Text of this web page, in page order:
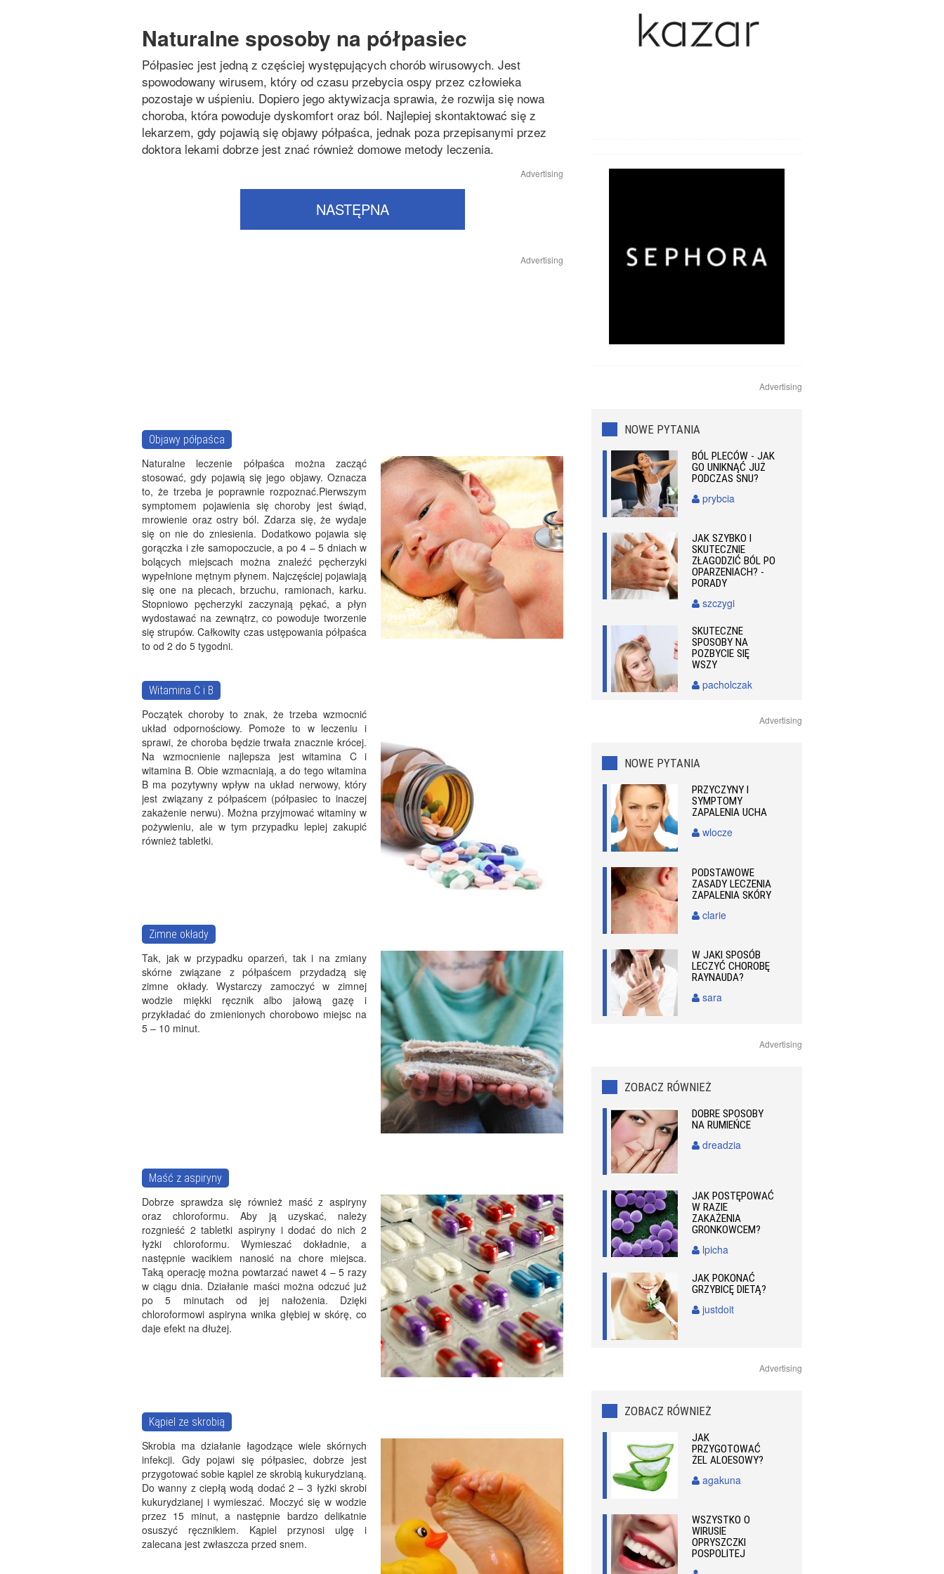
Naturalne sposoby na półpasiec
Półpasiec jest jedną z częściej występujących chorób wirusowych. Jest
spowodowany wirusem, który od czasu przebycia ospy przez człowieka
pozostaje w uśpieniu. Dopiero jego aktywizacja sprawia, że rozwija się nowa
choroba, która powoduje dyskomfort oraz ból. Najlepiej skontaktować się z
lekarzem, gdy pojawią się objawy półpaśca, jednak poza przepisanymi przez
doktora lekami dobrze jest znać również domowe metody leczenia.
Advertising
NASTĘPNA
Advertising
Objawy półpaśca
Naturalne leczenie półpaśca można zacząć
stosować, gdy pojawią się jego objawy. Oznacza
to, że trzeba je poprawnie rozpoznać.Pierwszym
symptomem pojawienia się choroby jest świąd,
mrowienie oraz ostry ból. Zdarza się, że wydaje
się on nie do zniesienia. Dodatkowo pojawia się
gorączka i złe samopoczucie, a po 4 – 5 dniach w
bolących miejscach można znaleźć pęcherzyki
wypełnione mętnym płynem. Najczęściej pojawiają
się one na plecach, brzuchu, ramionach, karku.
Stopniowo pęcherzyki zaczynają pękać, a płyn
wydostawać na zewnątrz, co powoduje tworzenie
się strupów. Całkowity czas ustępowania półpaśca
to od 2 do 5 tygodni.
Witamina C i B
Początek choroby to znak, że trzeba wzmocnić
układ odpornościowy. Pomoże to w leczeniu i
sprawi, że choroba będzie trwała znacznie krócej.
Na wzmocnienie najlepsza jest witamina C i
witamina B. Obie wzmacniają, a do tego witamina
B ma pozytywny wpływ na układ nerwowy, który
jest związany z półpaścem (półpasiec to inaczej
zakażenie nerwu). Można przyjmować witaminy w
pożywieniu, ale w tym przypadku lepiej zakupić
również tabletki.
Zimne okłady
Tak, jak w przypadku oparzeń, tak i na zmiany
skórne związane z półpaścem przydadzą się
zimne okłady. Wystarczy zamoczyć w zimnej
wodzie miękki ręcznik albo jałową gazę i
przykładać do zmienionych chorobowo miejsc na
5 – 10 minut.
Maść z aspiryny
Dobrze sprawdza się również maść z aspiryny
oraz chloroformu. Aby ją uzyskać, należy
rozgnieść 2 tabletki aspiryny i dodać do nich 2
łyżki chloroformu. Wymieszać dokładnie, a
następnie wacikiem nanosić na chore miejsca.
Taką operację można powtarzać nawet 4 – 5 razy
w ciągu dnia. Działanie maści można odczuć już
po 5 minutach od jej nałożenia. Dzięki
chloroformowi aspiryna wnika głębiej w skórę, co
daje efekt na dłużej.
Kąpiel ze skrobią
Skrobia ma działanie łagodzące wiele skórnych
infekcji. Gdy pojawi się półpasiec, dobrze jest
przygotować sobie kąpiel ze skrobią kukurydzianą.
Do wanny z ciepłą wodą dodać 2 – 3 łyżki skrobi
kukurydzianej i wymieszać. Moczyć się w wodzie
przez 15 minut, a następnie bardzo delikatnie
osuszyć ręcznikiem. Kąpiel przynosi ulgę i
zalecana jest zwłaszcza przed snem.
Choroby wieku podeszłego
Advertising
NOWE PYTANIA
BÓL PLECÓW - JAK
GO UNIKNĄĆ JUŻ
PODCZAS SNU?
prybcia
JAK SZYBKO I
SKUTECZNIE
ZŁAGODZIĆ BÓL PO
OPARZENIACH? -
PORADY
szczygi
SKUTECZNE
SPOSOBY NA
POZBYCIE SIĘ
WSZY
pacholczak
Advertising
NOWE PYTANIA
PRZYCZYNY I
SYMPTOMY
ZAPALENIA UCHA
wlocze
PODSTAWOWE
ZASADY LECZENIA
ZAPALENIA SKÓRY
clarie
W JAKI SPOSÓB
LECZYĆ CHOROBĘ
RAYNAUDA?
sara
Advertising
ZOBACZ RÓWNIEŻ
DOBRE SPOSOBY
NA RUMIEŃCE
dreadzia
JAK POSTĘPOWAĆ
W RAZIE
ZAKAŻENIA
GRONKOWCEM?
lpicha
JAK POKONAĆ
GRZYBICĘ DIETĄ?
justdoit
Advertising
ZOBACZ RÓWNIEŻ
JAK
PRZYGOTOWAĆ
ŻEL ALOESOWY?
agakuna
WSZYSTKO O
WIRUSIE
OPRYSZCZKI
POSPOLITEJ